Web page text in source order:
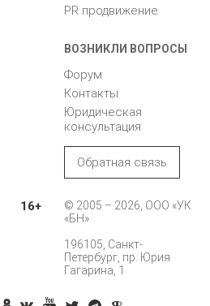
PR продвижение
ВОЗНИКЛИ ВОПРОСЫ
Форум
Контакты
Юридическая
консультация
Обратная связь
16+
© 2005 – 2026, ООО «УК
«БН»
196105, Санкт-
Петербург, пр. Юрия
Гагарина, 1